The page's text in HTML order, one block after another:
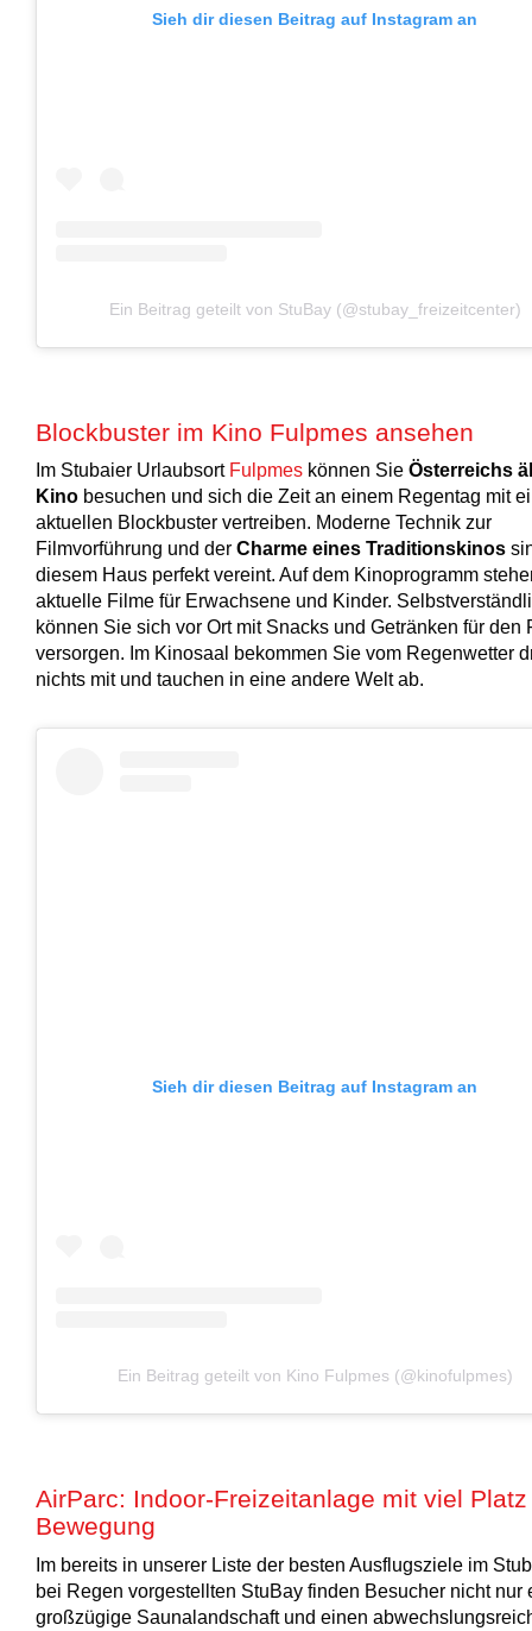
Sieh dir diesen Beitrag auf Instagram an
Ein Beitrag geteilt von StuBay (@stubay_freizeitcenter)
Blockbuster im Kino Fulpmes ansehen
Im Stubaier UrlaubsortFulpmes können Sie Österreichs
Kino besuchen und sich die Zeit an einem Regentag mit
aktuellen Blockbuster vertreiben. Moderne Technik zur
Filmvorführung und der Charme eines Traditionskinos
diesem Haus perfekt vereint. Auf dem Kinoprogramm
aktuelle Filme für Erwachsene und Kinder.
können Sie sich vor Ort mit Snacks und Getränken für den
versorgen. Im Kinosaal bekommen Sie vom Regenwetter
nichts mit und tauchen in eine andere Welt ab.
Sieh dir diesen Beitrag auf Instagram an
Ein Beitrag geteilt von Kino Fulpmes (@kinofulpmes)
AirParc: Indoor-Freizeitanlage mit viel
Bewegung
Im bereits in unserer Liste der besten Ausflugsziele im
bei Regen vorgestellten StuBay finden Besucher nicht nur
großzügige Saunalandschaft und einen